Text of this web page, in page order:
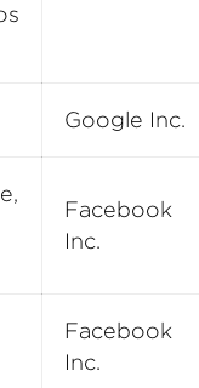
Google Inc.
Facebook
Inc.
Facebook
Inc.